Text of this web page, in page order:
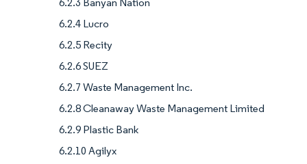
6.2.4 Lucro
6.2.5 Recity
6.2.6 SUEZ
6.2.7 Waste Management Inc.
6.2.8 Cleanaway Waste Management Limited
6.2.9 Plastic Bank
6.2.10 Agilyx